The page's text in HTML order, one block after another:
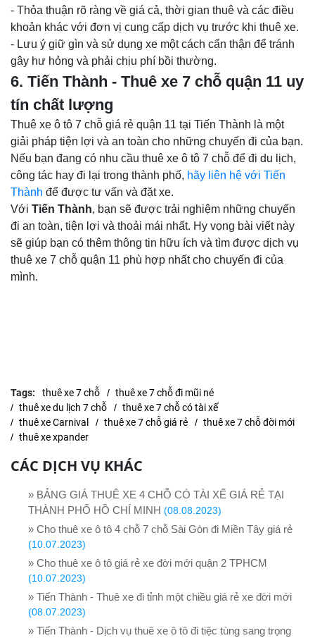
- Thỏa thuận rõ ràng về giá cả, thời gian thuê và các điều
khoản khác với đơn vị cung cấp dịch vụ trước khi thuê xe.
- Lưu ý giữ gìn và sử dụng xe một cách cẩn thận để tránh
gây hư hỏng và phải chịu phí bồi thường.
6. Tiến Thành - Thuê xe 7 chỗ quận 11 uy
tín chất lượng
Thuê xe ô tô 7 chỗ giá rẻ quận 11 tại Tiến Thành là một
giải pháp tiện lợi và an toàn cho những chuyến đi của bạn.
Nếu bạn đang có nhu cầu thuê xe ô tô 7 chỗ để đi du lịch,
công tác hay đi lại trong thành phố, hãy liên hệ với Tiến
Thành để được tư vấn và đặt xe.
Với Tiến Thành, bạn sẽ được trải nghiệm những chuyến
đi an toàn, tiện lợi và thoải mái nhất. Hy vọng bài viết này
sẽ giúp bạn có thêm thông tin hữu ích và tìm được dịch vụ
thuê xe 7 chỗ quận 11 phù hợp nhất cho chuyến đi của
mình.
Tags: thuê xe 7 chỗ
thuê xe 7 chỗ đi mũi né
thuê xe du lịch 7 chỗ
thuê xe 7 chỗ có tài xế
thuê xe Carnival
thuê xe 7 chỗ giá rẻ
thuê xe 7 chỗ đời mới
thuê xe xpander
CÁC DỊCH VỤ KHÁC
» BẢNG GIÁ THUÊ XE 4 CHỖ CÓ TÀI XẾ GIÁ RẺ TẠI
THÀNH PHỐ HỒ CHÍ MINH (08.08.2023)
» Cho thuê xe ô tô 4 chỗ 7 chỗ Sài Gòn đi Miền Tây giá rẻ
(10.07.2023)
» Cho thuê xe ô tô giá rẻ xe đời mới quận 2 TPHCM
(10.07.2023)
» Tiến Thành - Thuê xe đi tỉnh một chiều giá rẻ xe đời mới
(08.07.2023)
» Tiến Thành - Dịch vụ thuê xe ô tô đi tiệc tùng sang trọng